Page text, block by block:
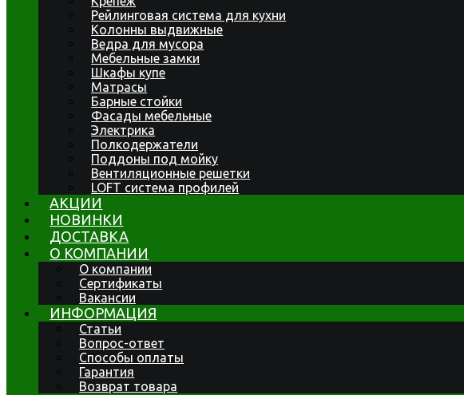
Рейлинговая система для кухни
Колонны выдвижные
Ведра для мусора
Мебельные замки
Шкафы купе
Матрасы
Барные стойки
Фасады мебельные
Электрика
Полкодержатели
Поддоны под мойку
Вентиляционные решетки
LOFT система профилей
АКЦИИ
НОВИНКИ
ДОСТАВКА
О КОМПАНИИ
О компании
Сертификаты
Вакансии
ИНФОРМАЦИЯ
Статьи
Вопрос-ответ
Способы оплаты
Гарантия
Возврат товара